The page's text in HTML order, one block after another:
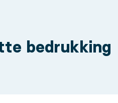
bedrukking